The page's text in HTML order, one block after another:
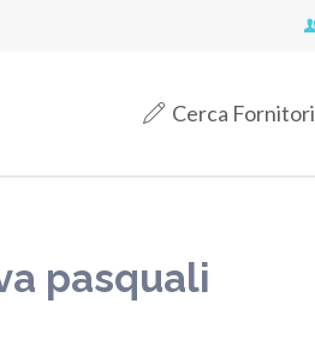
Cerca Fornitori
pasquali